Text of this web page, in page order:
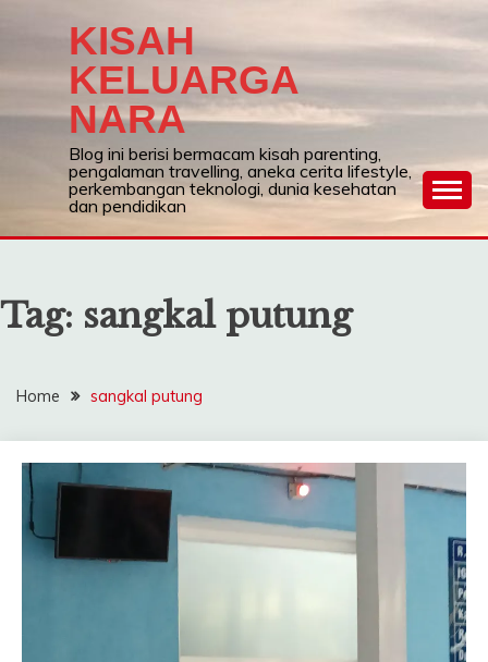
KISAH
KELUARGA
NARA
Blog ini berisi bermacam kisah parenting,
pengalaman travelling, aneka cerita lifestyle,
perkembangan teknologi, dunia kesehatan
dan pendidikan
Tag: sangkal putung
Home sangkal putung